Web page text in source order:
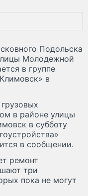
Подольска
Молодежной
в группе
в
в районе улицы
в субботу
в сообщении.
ремонт
три
пока не могут